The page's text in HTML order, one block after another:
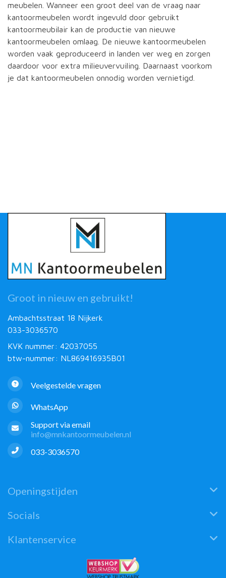
meubelen. Wanneer een groot deel van de vraag naar
kantoormeubelen wordt ingevuld door gebruikt
kantoormeubilair kan de productie van nieuwe
kantoormeubelen omlaag. De nieuwe kantoormeubelen
worden vaak geproduceerd in landen ver weg en zorgen
daardoor voor extra milieuvervuiling. Daarnaast voorkom
je dat kantoormeubelen onnodig worden vernietigd.
Groot in nieuw en gebruikt!
Ambachtsstraat 18 Nijkerk
033-3036570
KVK nummer: 42037055
btw-nummer: NL869416935B01
Veelgestelde vragen
WhatsApp
Support via email
info@mnkantoormeubelen.nl
033-3036570
Openingstijden
Socials
Klantenservice